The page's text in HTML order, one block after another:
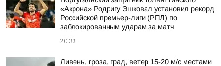
«Акрона» Родригу Эшковал установил рекорд
Российской премьер-лиги (РПЛ) по
заблокированным ударам за матч
20:33
Ливень, гроза, град, ветер 15-20 м/с местами